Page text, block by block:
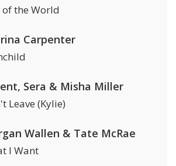
of the World
Carpenter
Sera & Misha Miller
Leave (Kylie)
Wallen & Tate McRae
I Want